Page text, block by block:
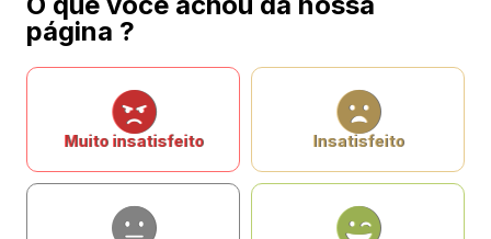
página ?
Muito insatisfeito Insatisfeito